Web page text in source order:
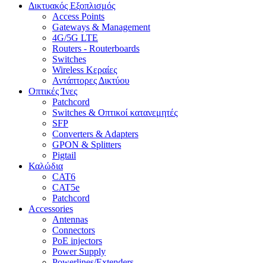
Δικτυακός Εξοπλισμός
Access Points
Gateways & Management
4G/5G LTE
Routers - Routerboards
Switches
Wireless Κεραίες
Αντάπτορες Δικτύου
Οπτικές Ίνες
Patchcord
Switches & Οπτικοί κατανεμητές
SFP
Converters & Adapters
GPON & Splitters
Pigtail
Καλώδια
CAT6
CAT5e
Patchcord
Accessories
Antennas
Connectors
PoE injectors
Power Supply